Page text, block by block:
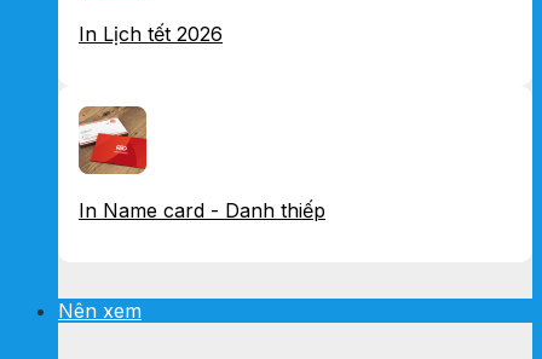
In Lịch tết 2026
In Name card - Danh thiếp
Nên xem